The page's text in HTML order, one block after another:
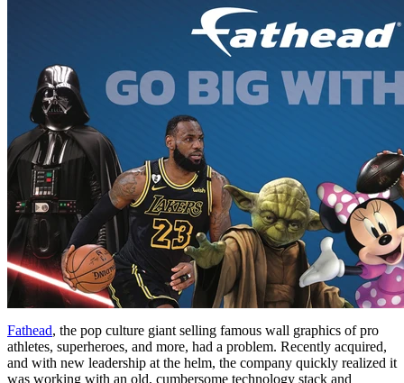
Fathead, the pop culture giant selling famous wall graphics of pro
athletes, superheroes, and more, had a problem. Recently acquired,
and with new leadership at the helm, the company quickly realized it
was working with an old, cumbersome technology stack and